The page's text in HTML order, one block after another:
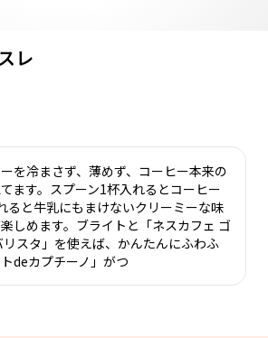
レ
を冷まさず、薄めず、コーヒー本来の
ます。スプーン1杯入れるとコーヒー
ると牛乳にもまけないクリーミーな味
しめます。ブライトと「ネスカフェ ゴ
スタ」を使えば、かんたんにふわふ
deカプチーノ」がつ